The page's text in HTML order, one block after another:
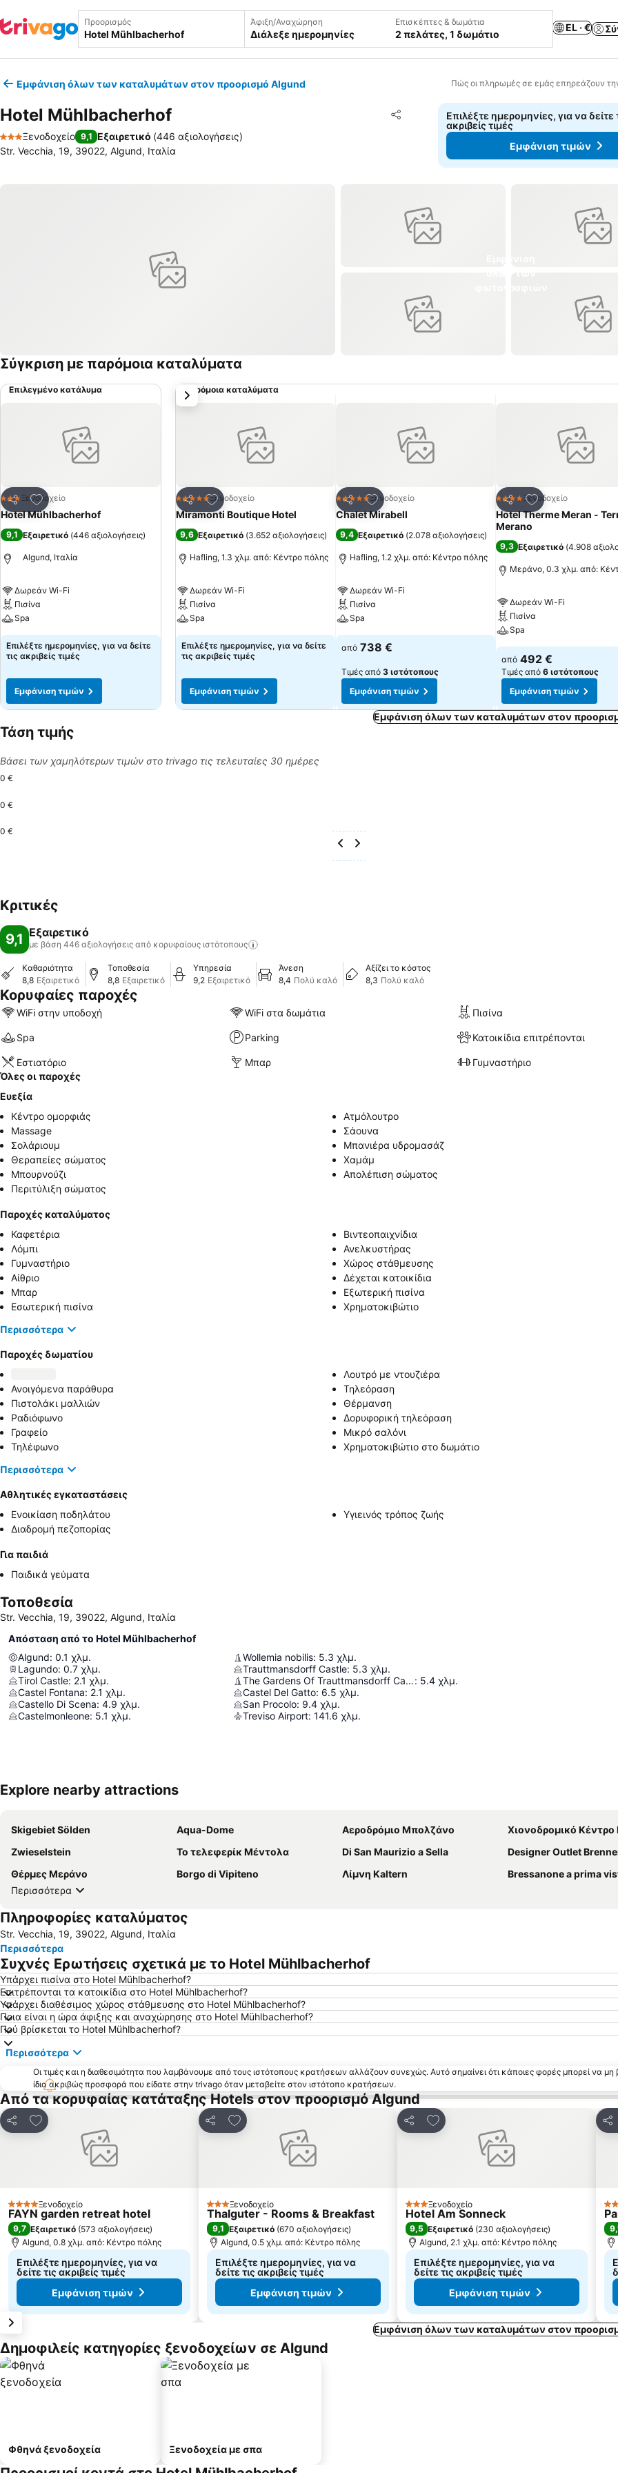
Προορισμός Άφιξη/Αναχώρηση
Διάλεξε ημερομηνίες
Επισκέπτες & δωμάτια
2 πελάτες, 1 δωμάτιο
EL · €
Εμφάνιση όλων των καταλυμάτων στον προορισμό Algund Πώς οι πληρωμές σε εμάς επηρεάζουν
Hotel Mühlbacherhof Κοινοποίηση
Προσθήκη στα αγαπημένα
3 Αστέρια
Ξενοδοχείο 9,1 Εξαιρετικό (446 αξιολογήσεις)
Str. Vecchia, 19, 39022, Algund, Ιταλία
Επιλέξτε ημερομηνίες, για να δείτε
ακριβείς τιμές
Εμφάνιση τιμών
Σύγκριση με παρόμοια καταλύματα
Επιλεγμένο κατάλυμα
Κοινοποίηση
Προσθήκη στα αγαπημένα
3 ΑστέριαΞενοδοχείο
Hotel Mühlbacherhof
9,1 Εξαιρετικό (446 αξιολογήσεις)
Algund, Ιταλία
Δωρεάν Wi-Fi
Πισίνα
Spa
Επιλέξτε ημερομηνίες, για να δείτε
τις ακριβείς τιμές
Εμφάνιση τιμών
Παρόμοια καταλύματα
Κοινοποίηση
Προσθήκη στα αγαπημένα
5 ΑστέριαΞενοδοχείο
Miramonti Boutique Hotel
9,6 Εξαιρετικό (3.652 αξιολογήσεις)
Hafling, 1.3 χλμ. από: Κέντρο πόλης
Δωρεάν Wi-Fi
Πισίνα
Spa
Επιλέξτε ημερομηνίες, για να δείτε
τις ακριβείς τιμές
Εμφάνιση τιμών
Κοινοποίηση
Προσθήκη στα αγαπημένα
5 ΑστέριαΞενοδοχείο
Chalet Mirabell
9,4 Εξαιρετικό (2.078 αξιολογήσεις)
Hafling, 1.2 χλμ. από: Κέντρο πόλης
Δωρεάν Wi-Fi
Πισίνα
Spa
από 738 €
Τιμές από 3 ιστότοπους
Εμφάνιση τιμών
Κοινοποίηση
Προσθήκη στα
4 ΑστέριαΞενοδοχείο
Hotel Therme Meran -
Merano
9,3 Εξαιρετικό (4.908
Μεράνο, 0.3 χλμ. από:
Δωρεάν Wi-Fi
Πισίνα
Spa
από 492 €
Τιμές από 6 ιστότοπους
Εμφάνιση τιμών
επόμενο
Εμφάνιση όλων των καταλυμάτων στον
Τάση τιμής
Βάσει των χαμηλότερων τιμών στο trivago τις τελευταίες 30 ημέρες
0 €
0 €
0 €
Κριτικές
9,1 Εξαιρετικό
με βάση 446 αξιολογήσεις από κορυφαίους ιστότοπους
Καθαριότητα
8,8 Εξαιρετικό
Τοποθεσία
8,8 Εξαιρετικό
Υπηρεσία
9,2 Εξαιρετικό
Άνεση
8,4 Πολύ καλό
Αξίζει το κόστος
8,3 Πολύ καλό
Κορυφαίες παροχές
WiFi στην υποδοχή WiFi στα δωμάτια Πισίνα
Spa Parking Κατοικίδια επιτρέπονται
Εστιατόριο Μπαρ
Γυμναστήριο
Όλες οι παροχές
Ευεξία
Κέντρο ομορφιάς
Ατμόλουτρο
Massage
Σάουνα
Σολάριουμ
Μπανιέρα υδρομασάζ
Θεραπείες σώματος
Χαμάμ
Μπουρνούζι
Απολέπιση σώματος
Περιτύλιξη σώματος
Παροχές καταλύματος
Καφετέρια
Βιντεοπαιχνίδια
Λόμπι
Ανελκυστήρας
Γυμναστήριο
Χώρος στάθμευσης
Αίθριο
Δέχεται κατοικίδια
Μπαρ
Εξωτερική πισίνα
Εσωτερική πισίνα
Χρηματοκιβώτιο
Περισσότερα
Παροχές δωματίου
Λουτρό με ντουζιέρα
Ανοιγόμενα παράθυρα
Τηλεόραση
Πιστολάκι μαλλιών
Θέρμανση
Ραδιόφωνο
Δορυφορική τηλεόραση
Γραφείο
Μικρό σαλόνι
Τηλέφωνο
Χρηματοκιβώτιο στο δωμάτιο
Περισσότερα
Αθλητικές εγκαταστάσεις
Ενοικίαση ποδηλάτου
Υγιεινός τρόπος ζωής
Διαδρομή πεζοπορίας
Για παιδιά
Παιδικά γεύματα
Τοποθεσία
Str. Vecchia, 19, 39022, Algund, Ιταλία
Απόσταση από το Hotel Mühlbacherhof
Algund: 0.1 χλμ.
Lagundo: 0.7 χλμ.
Tirol Castle: 2.1 χλμ.
Castel Fontana: 2.1 χλμ.
Castello Di Scena: 4.9 χλμ.
Castelmonleone: 5.1 χλμ.
Wollemia nobilis: 5.3 χλμ.
Trauttmansdorff Castle: 5.3 χλμ.
The Gardens Of Trauttmansdorff Castle: 5.4 χλμ.
Castel Del Gatto: 6.5 χλμ.
San Procolo: 9.4 χλμ.
Treviso Airport: 141.6 χλμ.
Explore nearby attractions
Skigebiet Sölden Aqua-Dome Αεροδρόμιο Μπολζάνο
Χιονοδρομικό Κέντρο Funivie
Zwieselstein
Το τελεφερίκ Μέντολα Di San Maurizio a Sella
Designer Outlet
Θέρμες Μεράνο
Borgo di Vipiteno Λίμνη Kaltern
Bressanone a prima
Περισσότερα
Πληροφορίες καταλύματος
Str. Vecchia, 19, 39022, Algund, Ιταλία
Περισσότερα
Συχνές Ερωτήσεις σχετικά με το Hotel Mühlbacherhof
Υπάρχει πισίνα στο Hotel Mühlbacherhof?
Επιτρέπονται τα κατοικίδια στο Hotel Mühlbacherhof?
Υπάρχει διαθέσιμος χώρος στάθμευσης στο Hotel Mühlbacherhof?
Ποια είναι η ώρα άφιξης και αναχώρησης στο Hotel Mühlbacherhof?
Πού βρίσκεται το Hotel Mühlbacherhof?
Περισσότερα
Οι τιμές και η διαθεσιμότητα που λαμβάνουμε από τους ιστότοπους κρατήσεων αλλάζουν συνεχώς. Αυτό σημαίνει ότι κάποιες φορές μπορεί να μη
ίδια ακριβώς προσφορά που είδατε στην trivago όταν μεταβείτε στον ιστότοπο κρατήσεων.
Από τα κορυφαίας κατάταξης Hotels στον προορισμό Algund
Κοινοποίηση
Προσθήκη στα αγαπημένα
4 ΑστέριαΞενοδοχείο
FAYN garden retreat hotel
9,7 Εξαιρετικό (573 αξιολογήσεις)
Algund, 0.8 χλμ. από: Κέντρο πόλης
Επιλέξτε ημερομηνίες, για να
δείτε τις ακριβείς τιμές
Εμφάνιση τιμών
Κοινοποίηση
Προσθήκη στα αγαπημένα
3 ΑστέριαΞενοδοχείο
Thalguter - Rooms & Breakfast
9,1 Εξαιρετικό (670 αξιολογήσεις)
Algund, 0.5 χλμ. από: Κέντρο πόλης
Επιλέξτε ημερομηνίες, για να
δείτε τις ακριβείς τιμές
Εμφάνιση τιμών
Κοινοποίηση
Προσθήκη στα αγαπημένα
3 ΑστέριαΞενοδοχείο
Hotel Am Sonneck
9,5 Εξαιρετικό (230 αξιολογήσεις)
Algund, 2.1 χλμ. από: Κέντρο πόλης
Επιλέξτε ημερομηνίες, για να
δείτε τις ακριβείς τιμές
Εμφάνιση τιμών
3
Εμφάνιση όλων των καταλυμάτων στον
Δημοφιλείς κατηγορίες ξενοδοχείων σε Algund
Φθηνά ξενοδοχεία Ξενοδοχεία με σπα